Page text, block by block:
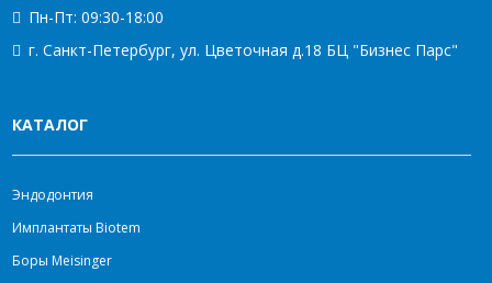
Пн-Пт: 09:30-18:00
г. Санкт-Петербург, ул. Цветочная д.18 БЦ "Бизнес Парс"
КАТАЛОГ
Эндодонтия
Имплантаты Biotem
Боры Meisinger